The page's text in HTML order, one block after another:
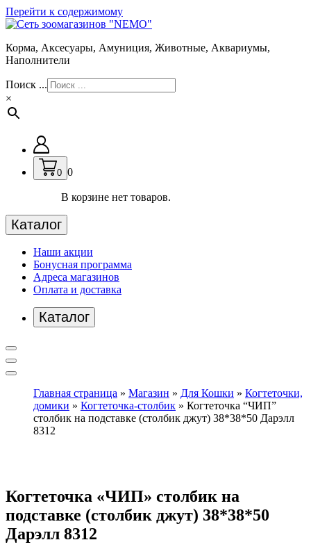
Перейти к содержимому
Корма, Аксесуары, Амуниция, Животные, Аквариумы,
Наполнители
Поиск ...
×
0 0
В корзине нет товаров.
Каталог
Наши акции
Бонусная программа
Адреса магазинов
Оплата и доставка
Каталог
Главная страница » Магазин » Для Кошки » Когтеточки,
домики » Когтеточка-столбик » Когтеточка “ЧИП”
столбик на подставке (столбик джут) 38*38*50 Дарэлл
8312
Когтеточка «ЧИП» столбик на
подставке (столбик джут) 38*38*50
Дарэлл 8312